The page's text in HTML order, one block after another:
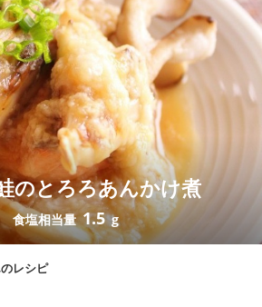
のとろろあんかけ煮
食塩相当量1.5 g
レシピ